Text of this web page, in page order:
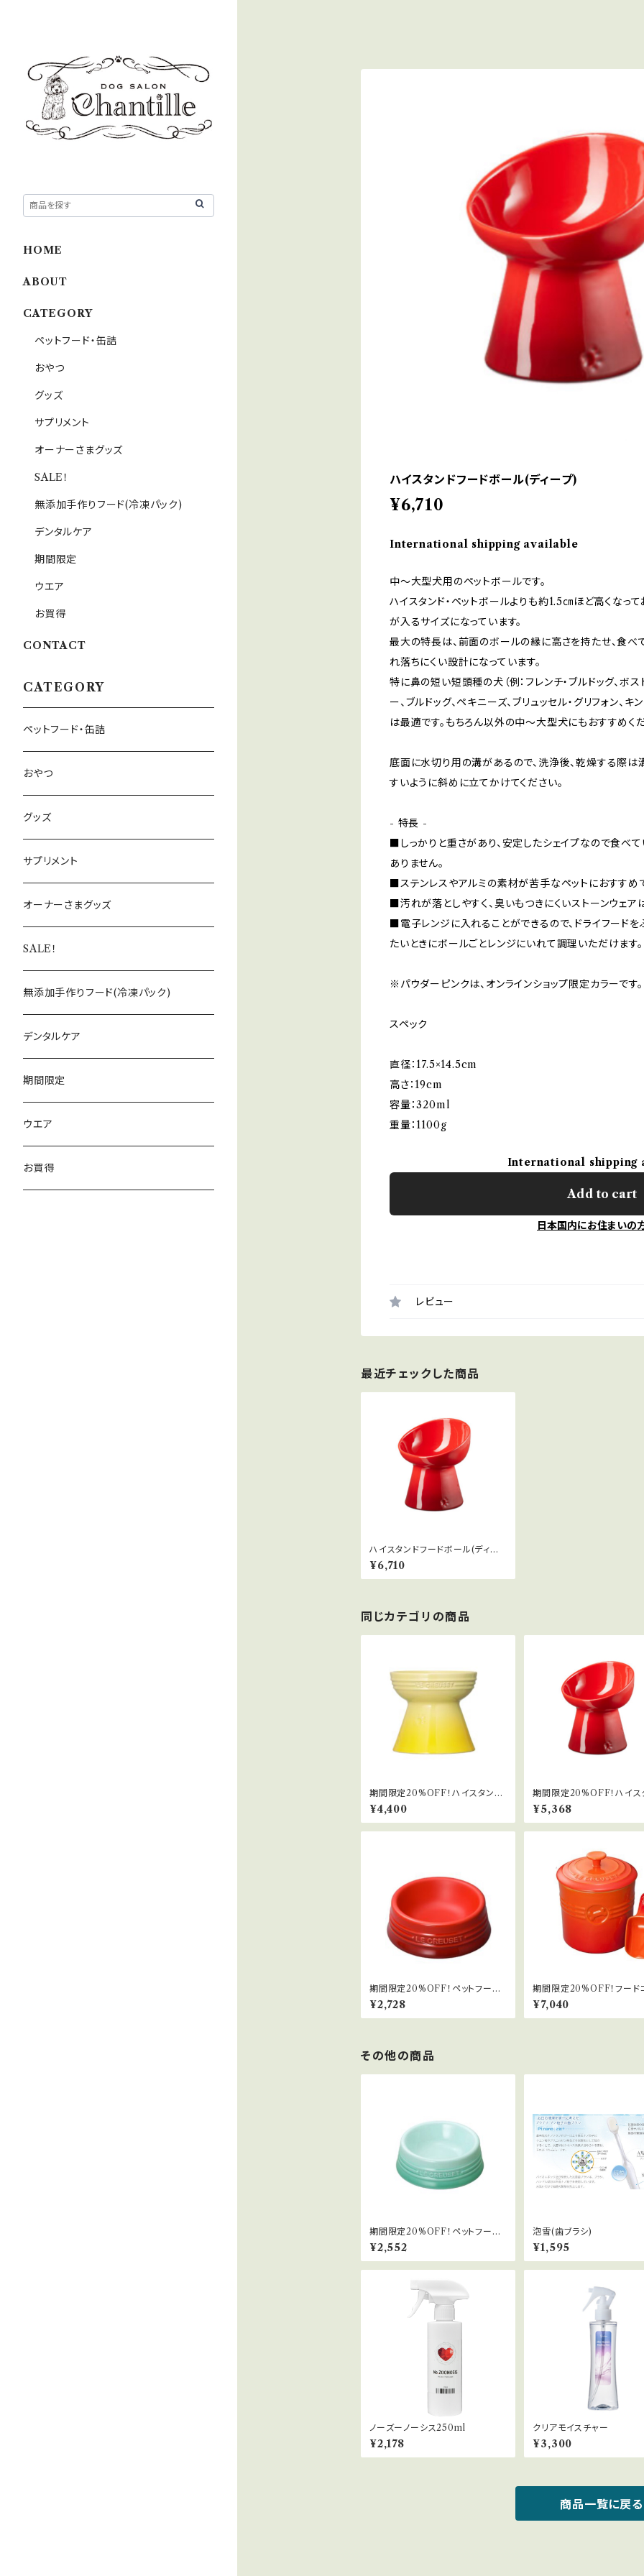
ハイスタンドフードボール(ディープ)
¥6,710
International shipping available
中～大型犬用のペットボールです。
ハイスタンド・ペットボールよりも約1.5㎝ほど高くなっ
が入るサイズになっています。
最大の特長は、前面のボールの縁に高さを持たせ、食べ
れ落ちにくい設計になっています。
特に鼻の短い短頭種の犬（例：フレンチ・ブルドッグ、ボス
ー、ブルドッグ、ペキニーズ、ブリュッセル・グリフォン、
は最適です。もちろん以外の中～大型犬にもおすすめく
底面に水切り用の溝があるので、洗浄後、乾燥する際
すいように斜めに立てかけてください。
- 特長 -
■しっかりと重さがあり、安定したシェイプなので食べ
ありません。
■ステンレスやアルミの素材が苦手なペットにおすすめ
■汚れが落としやすく、臭いもつきにくいストーンウェ
■電子レンジに入れることができるので、ドライフード
たいときにボールごとレンジにいれて調理いただけます。
※パウダーピンクは、オンラインショップ限定カラーです。
スペック
直径：17.5×14.5cm
高さ：19cm
容量：320ml
重量：1100g
International shipping
Add to cart
日本国内にお住まいの
レビュー
最近チェックした商品
ハイスタンドフードボール(ディー
プ)
¥6,710
同じカテゴリの商品
期間限定20%OFF！ハイスタンド
フードボール
¥4,400
期間限定20%OFF！ハイス
フードボール(ディープ)
¥5,368
期間限定20%OFF！ペットフード
ボール(S)
¥2,728
期間限定20%OFF！フード
ナ
¥7,040
その他の商品
期間限定20%OFF！ペットフード
ボール(SS)
¥2,552
泡雪(歯ブラシ)
¥1,595
ノーズーノーシス250ml
¥2,178
クリアモイスチャー
¥3,300
商品一覧に戻る
HOME
ABOUT
CATEGORY
ペットフード・缶詰
おやつ
グッズ
サプリメント
オーナーさまグッズ
SALE！
無添加手作りフード(冷凍パック)
デンタルケア
期間限定
ウエア
お買得
CONTACT
CATEGORY
ペットフード・缶詰
おやつ
グッズ
サプリメント
オーナーさまグッズ
SALE！
無添加手作りフード(冷凍パック)
デンタルケア
期間限定
ウエア
お買得